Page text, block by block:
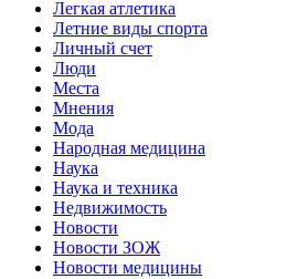
Легкая атлетика
Летние виды спорта
Личный счет
Люди
Места
Мнения
Мода
Народная медицина
Наука
Наука и техника
Недвижимость
Новости
Новости ЗОЖ
Новости медицины